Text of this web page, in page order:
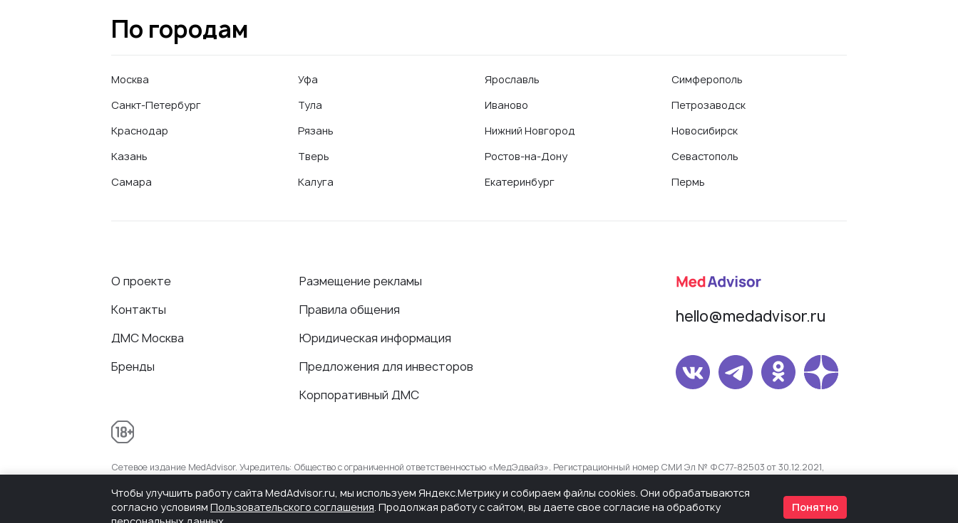
По городам
Москва
Санкт-Петербург
Краснодар
Казань
Самара
Уфа
Тула
Рязань
Тверь
Калуга
Ярославль
Иваново
Нижний Новгород
Ростов-на-Дону
Екатеринбург
Симферополь
Петрозаводск
Новосибирск
Севастополь
Пермь
О проекте
Контакты
ДМС Москва
Бренды
Размещение рекламы
Правила общения
Юридическая информация
Предложения для инвесторов
Корпоративный ДМС
hello@medadvisor.ru
Сетевое издание MedAdvisor. Учредитель: Общество с ограниченной ответственностью «МедЭдвайз». Регистрационный номер СМИ Эл № ФС77-82503 от 30.12.2021,
Чтобы улучшить работу сайта MedAdvisor.ru, мы используем Яндекс.Метрику и собираем файлы cookies. Они обрабатываются
согласно условиям Пользовательского соглашения. Продолжая работу с сайтом, вы даете свое согласие на обработку
Понятно